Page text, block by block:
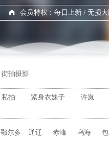
会员特权：每日上新 / 无损
街拍摄影
私拍 紧身衣妹子 许岚
鄂尔多 通辽 赤峰 乌海